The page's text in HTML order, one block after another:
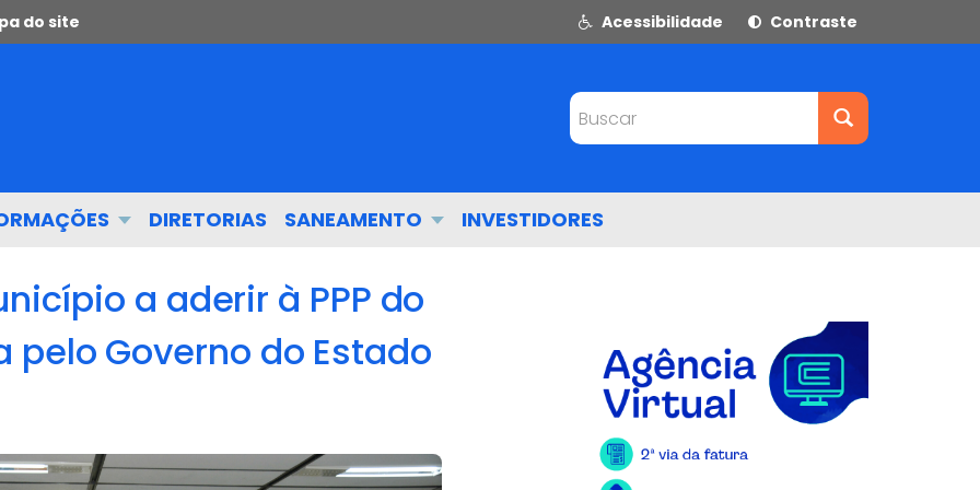
do site Acessibilidade Contraste
Buscar
DIRETORIAS SANEAMENTO INVESTIDORES
a aderir à PPP do
Governo do Estado